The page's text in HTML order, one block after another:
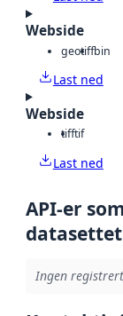
Webside
geotiffbin
Last ned
Webside
tifftif
Last ned
API-er
datasettet
Ingen